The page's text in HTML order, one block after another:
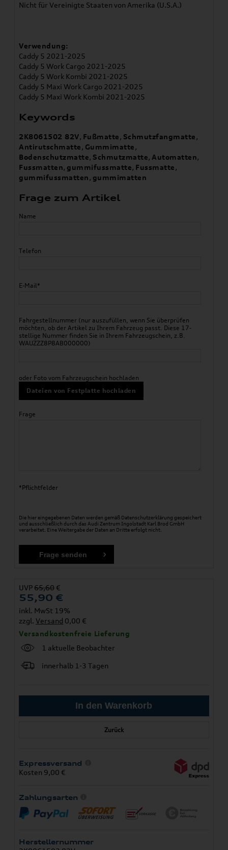
Nicht für Vereinigte Staaten von Amerika (U.S.A.)
Verwendung:
Caddy 5 2021-2025
Caddy 5 Work Cargo 2021-2025
Caddy 5 Work Kombi 2021-2025
Caddy 5 Maxi Work Cargo 2021-2025
Caddy 5 Maxi Work Kombi 2021-2025
Keywords
2K8061502 82V, Fußmatte, Schmutzfangmatte,
Antirutschmatte, Gummimatte,
Bodenschutzmatte, Schmutzmatte, Automatten,
Fussmatten, gummifussmatte, Fussmatte,
gummifussmatten, gummimatten
Frage zum Artikel
Name
Telefon
E-Mail*
Fahrgestellnummer (nur auszufüllen, wenn Sie überprüfen
möchten, ob der Artikel zu Ihrem Fahrzeug passt. Diese 17-
stellige Nummer finden Sie in Ihrem Fahrzeugschein, z.B.
WAUZZZ8P8AB000000)
oder Foto vom Fahrzeugschein hochladen
Dateien von Festplatte hochladen
Frage
*Pflichtfelder
Die hier eingegebenen Daten werden gemäß Datenschutzerklärung gespeichert
und ausschließlich durch das Audi Zentrum Ingolstadt Karl Brod GmbH
verarbeitet. Eine Weitergabe der Daten an Dritte erfolgt nicht.
UVP65,60 €
55,90 €
inkl. MwSt 19%
zzgl.Versand 0,00 €
Versandkostenfreie Lieferung
1 aktuelle Beobachter
innerhalb 1-3 Tagen
Zurück
Expressversand
Kosten 9,00 €
Zahlungsarten
Herstellernummer